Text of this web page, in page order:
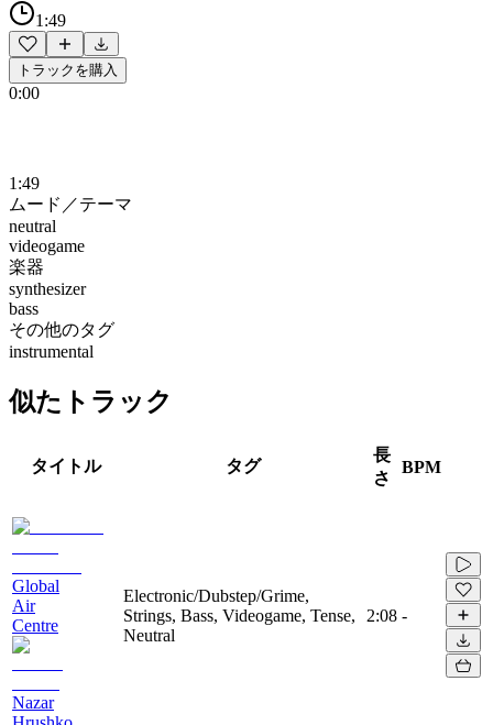
1:49
トラックを購入
0:00
1:49
ムード／テーマ
neutral
videogame
楽器
synthesizer
bass
その他のタグ
instrumental
似たトラック
タイトル タグ
長
さ
BPM
Global
Air
Centre
Nazar
Electronic/Dubstep/Grime,
Strings, Bass, Videogame, Tense,
Neutral
2:08 -